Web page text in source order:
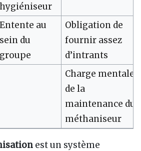
hygiéniseur
Entente au
sein du
groupe
Obligation de
fournir assez
d’intrants
Charge mentale
de la
maintenance du
méthaniseur
est un système